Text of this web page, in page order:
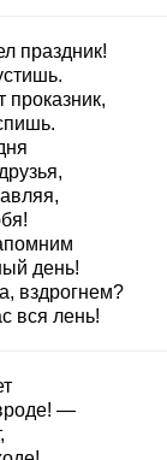
праздник!
проказник,
день!
вздрогнем?
вся лень!
—